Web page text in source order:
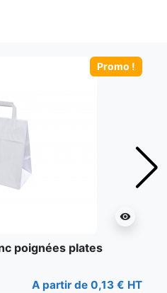
Promo !
visibility
poignées plates
A partir de 0,13 € HT